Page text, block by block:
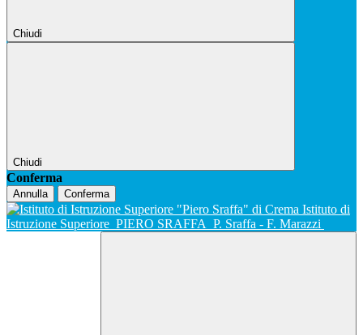
Chiudi
Chiudi
Conferma
Annulla Conferma
Istituto di
Istruzione Superiore PIERO SRAFFA P. Sraffa - F. Marazzi